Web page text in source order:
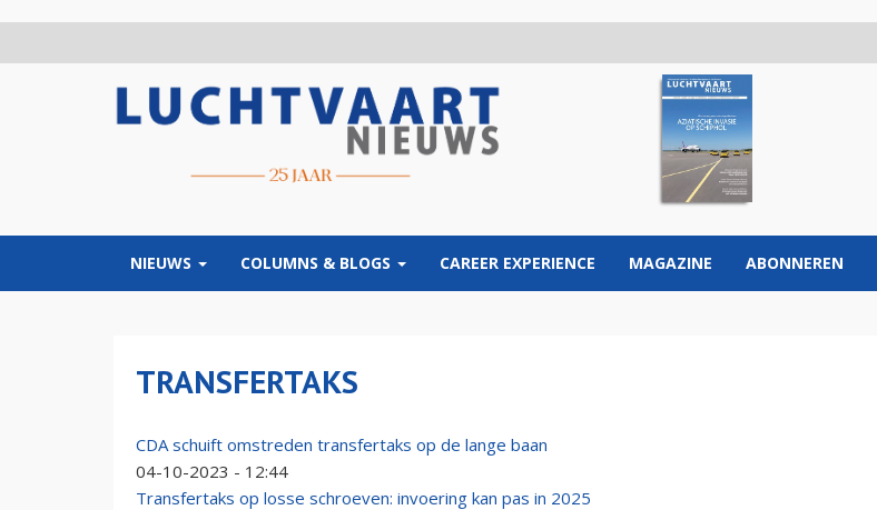
NIEUWS COLUMNS & BLOGS CAREER EXPERIENCE MAGAZINE ABONNEREN
TRANSFERTAKS
CDA schuift omstreden transfertaks op de lange baan
04-10-2023 - 12:44
Transfertaks op losse schroeven: invoering kan pas in 2025